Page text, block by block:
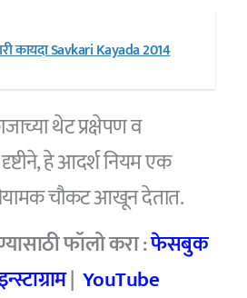
कायदा Savkari Kayada 2014
थेट प्रक्षेपण व
दृष्टीने, हे आदर्श नियम एक
चौकट आखून देतात.
फॉलो करा :फेसबुक
| YouTube